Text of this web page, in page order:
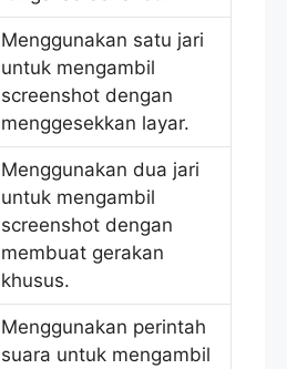
Menggunakan satu jari
untuk mengambil
screenshot dengan
menggesekkan layar.
Menggunakan dua jari
untuk mengambil
screenshot dengan
membuat gerakan
khusus.
Menggunakan perintah
suara untuk mengambil